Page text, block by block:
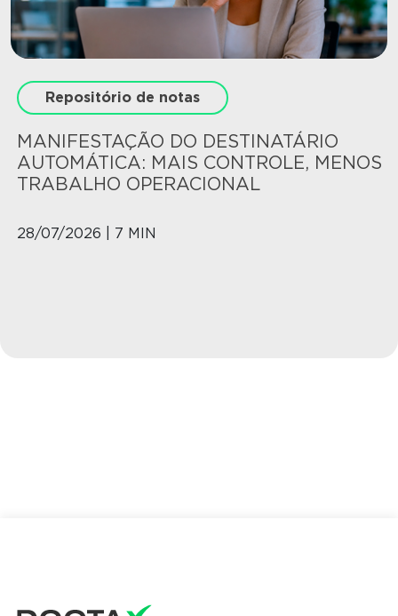
Repositório de notas
MANIFESTAÇÃO DO DESTINATÁRIO
AUTOMÁTICA: MAIS CONTROLE, MENOS
TRABALHO OPERACIONAL
28/07/2026 | 7 MIN